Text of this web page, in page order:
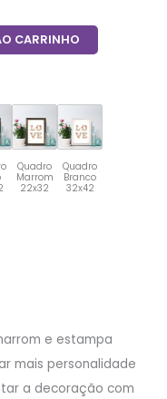
CARRINHO
Quadro
Marrom
22x32
Quadro
Branco
32x42
e estampa
mais personalidade
a decoração com